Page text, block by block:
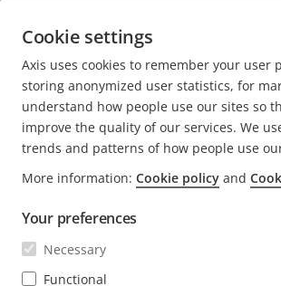
作夥伴網路，獲得最高品質的支援和知
尋找您當地的合作夥伴
Cookie settings
Axis uses cookies to remember your user
storing anonymized user statistics, for
understand how people use our sites so
improve the quality of our services. We
trends and patterns of how people use
More information: Cookie policy and
Your preferences
Necessary
Functional